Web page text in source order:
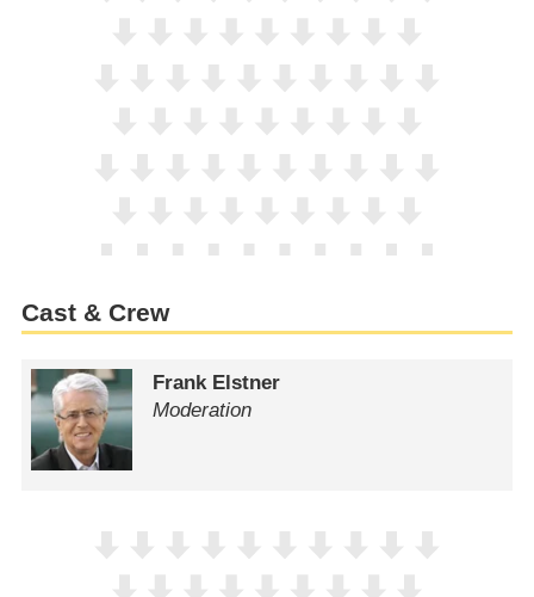
Cast & Crew
Frank Elstner
Moderation